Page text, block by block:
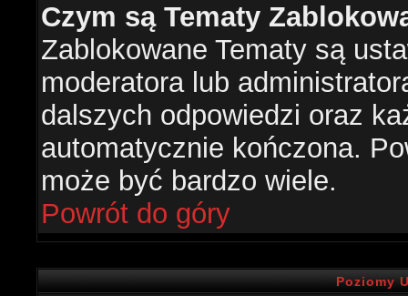
Czym są Tematy
Zablokowane Tematy są
moderatora lub
dalszych odpowiedzi oraz
automatycznie kończona.
może być bardzo wiele.
Powrót do góry
Poziomy